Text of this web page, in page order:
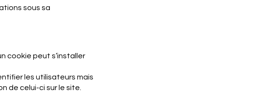
sous sa
cookie peut s’installer
les utilisateurs mais
de celui-ci sur le site.